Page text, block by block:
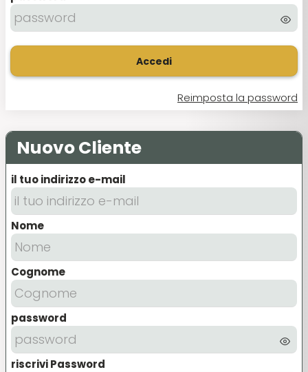
Accedi
Reimposta la password
Nuovo Cliente
il tuo indirizzo e-mail
Nome
Cognome
password
riscrivi Password